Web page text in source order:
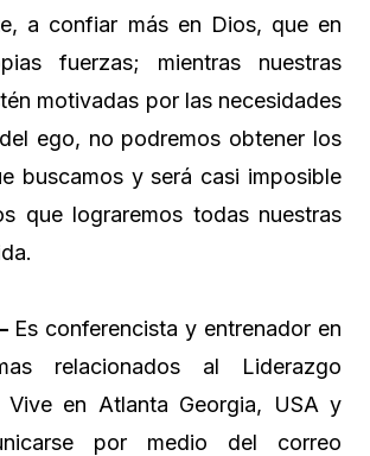
a confiar más en Dios, que en
fuerzas; mientras nuestras
motivadas por las necesidades
ego, no podremos obtener los
buscamos y será casi imposible
que lograremos todas nuestras
Es conferencista y entrenador en
relacionados al Liderazgo
Vive en Atlanta Georgia, USA y
por medio del correo